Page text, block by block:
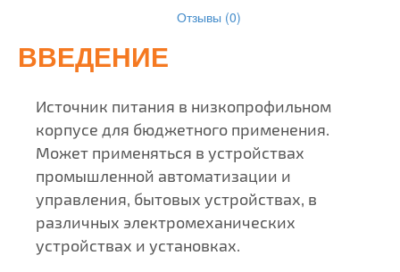
Отзывы (0)
ВВЕДЕНИЕ
Источник питания в низкопрофильном
корпусе для бюджетного применения.
Может применяться в устройствах
промышленной автоматизации и
управления, бытовых устройствах, в
различных электромеханических
устройствах и установках.